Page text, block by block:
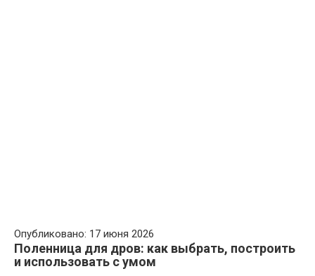
Опубликовано: 17 июня 2026
Поленница для дров: как выбрать, построить
и использовать с умом